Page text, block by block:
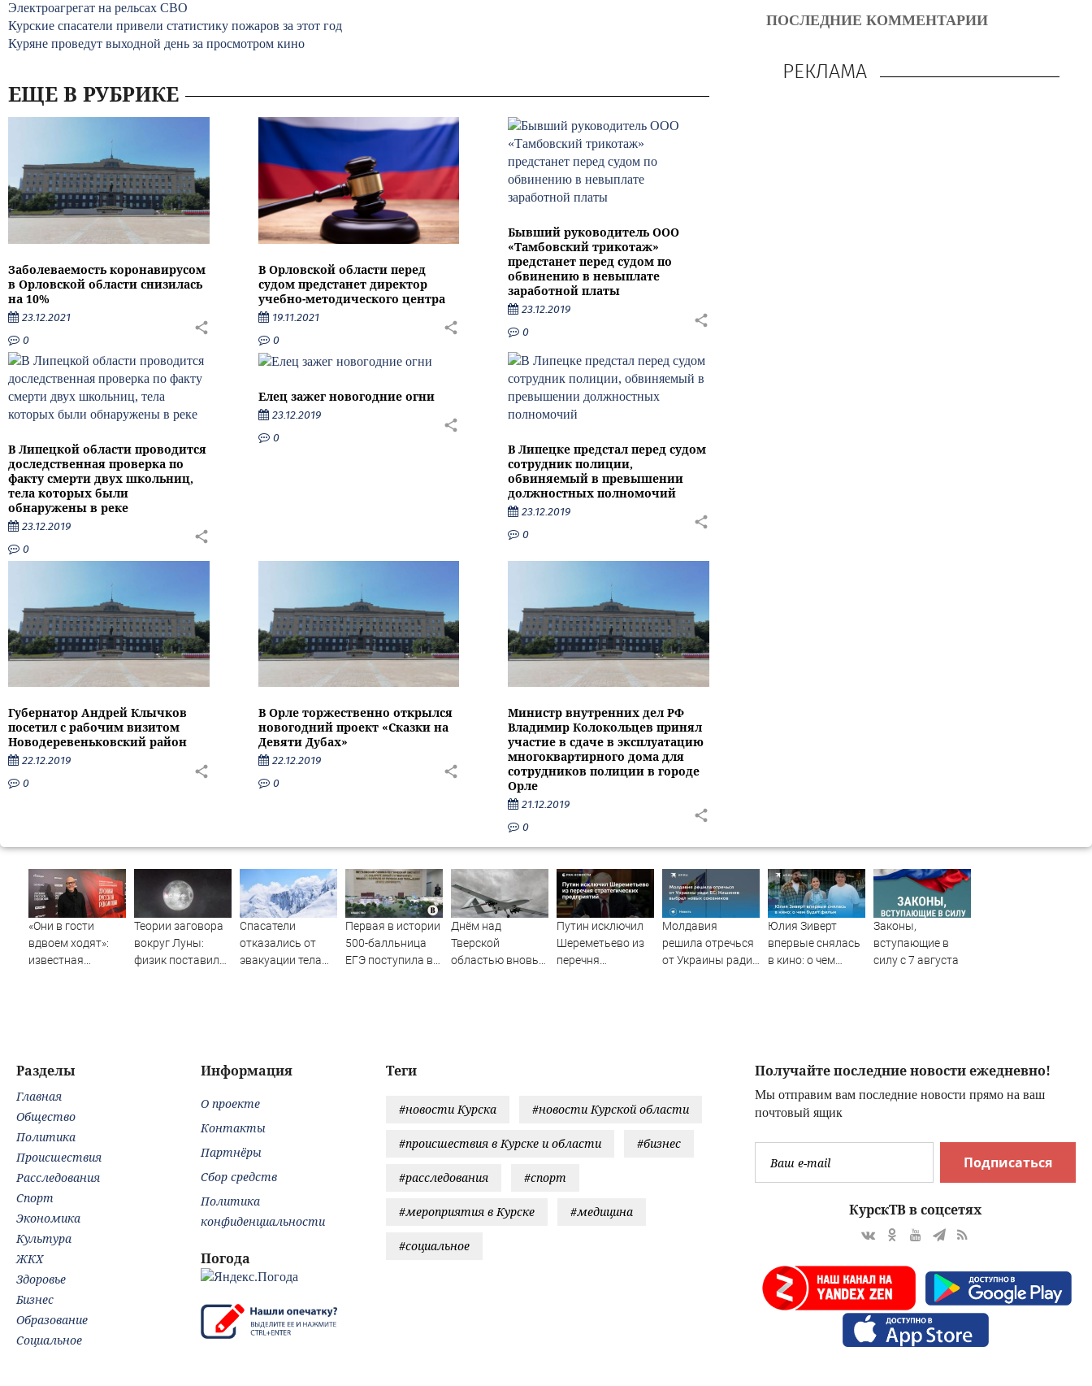
Электроагрегат на рельсах СВО
Курские спасатели привели статистику пожаров за этот год
Куряне проведут выходной день за просмотром кино
ЕЩЕ В РУБРИКЕ
Заболеваемость коронавирусом
в Орловской области снизилась
на 10%
23.12.2021
0
В Орловской области перед
судом предстанет директор
учебно-методического центра
19.11.2021
0
Бывший руководитель ООО
«Тамбовский трикотаж»
предстанет перед судом по
обвинению в невыплате
заработной платы
23.12.2019
0
В Липецкой области проводится
доследственная проверка по
факту смерти двух школьниц,
тела которых были
обнаружены в реке
23.12.2019
0
Елец зажег новогодние огни
23.12.2019
0
В Липецке предстал перед судом
сотрудник полиции,
обвиняемый в превышении
должностных полномочий
23.12.2019
0
Губернатор Андрей Клычков
посетил с рабочим визитом
Новодеревеньковский район
22.12.2019
0
В Орле торжественно открылся
новогодний проект «Сказки на
Девяти Дубах»
22.12.2019
0
Министр внутренних дел РФ
Владимир Колокольцев принял
участие в сдаче в эксплуатацию
многоквартирного дома для
сотрудников полиции в городе
Орле
21.12.2019
0
ПОСЛЕДНИЕ КОММЕНТАРИИ
РЕКЛАМА
«Они в гости
вдвоем ходят»:
известная
Теории заговора
вокруг Луны:
физик поставил
Спасатели
отказались от
эвакуации тела
Первая в истории
500-балльница
ЕГЭ поступила в
Днём над
Тверской
областью вновь
Путин исключил
Шереметьево из
перечня
Молдавия
решила отречься
от Украины ради
Юлия Зиверт
впервые снялась
в кино: о чем
Законы,
вступающие в
силу с 7 августа
Получайте последние новости ежедневно!
Мы отправим вам последние новости прямо на ваш
почтовый ящик
Подписаться
КурскТВ в соцсетях
Теги
#новости Курска #новости Курской области
#происшествия в Курске и области #бизнес
#расследования #спорт
#мероприятия в Курске #медицина
#социальное
Разделы
Главная
Общество
Политика
Происшествия
Расследования
Спорт
Экономика
Культура
ЖКХ
Здоровье
Бизнес
Образование
Социальное
Информация
О проекте
Контакты
Партнёры
Сбор средств
Политика
конфиденциальности
Погода